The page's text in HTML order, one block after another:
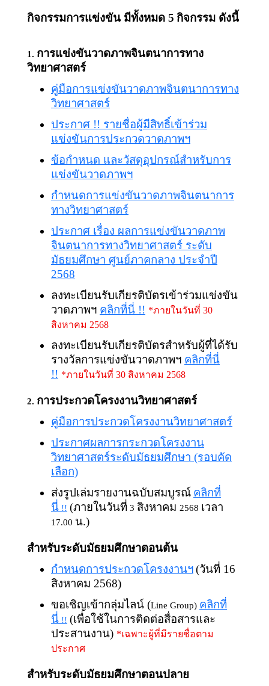
กิจกรรมการแข่งขัน มีทั้งหมด 5 กิจกรรม ดังนี้
1. การแข่งขันวาดภาพจินตนาการทาง
วิทยาศาสตร์
คู่มือการแข่งขันวาดภาพจินตนาการทาง
วิทยาศาสตร์
ประกาศ !! รายชื่อผู้มีสิทธิ์เข้าร่วม
แข่งขันการประกวดวาดภาพฯ
ข้อกำหนด และวัสดุอุปกรณ์สำหรับการ
แข่งขันวาดภาพฯ
กำหนดการแข่งขันวาดภาพจินตนาการ
ทางวิทยาศาสตร์
ประกาศ เรื่อง ผลการแข่งขันวาดภาพ
จินตนาการทางวิทยาศาสตร์ ระดับ
มัธยมศึกษา ศูนย์ภาคกลาง ประจำปี
2568
ลงทะเบียนรับเกียรติบัตรเข้าร่วมแข่งขัน
วาดภาพฯ คลิกที่นี่ !! *ภายในวันที่ 30
สิงหาคม 2568
ลงทะเบียนรับเกียรติบัตรสำหรับผู้ที่ได้รับ
รางวัลการแข่งขันวาดภาพฯ คลิกที่นี่
!! *ภายในวันที่ 30 สิงหาคม 2568
2. การประกวดโครงงานวิทยาศาสตร์
คู่มือการประกวดโครงงานวิทยาศาสตร์
ประกาศผลการกระกวดโครงงาน
วิทยาศาสตร์ระดับมัธยมศึกษา (รอบคัด
เลือก)
ส่งรูปเล่มรายงานฉบับสมบูรณ์ คลิกที่
นี่ !! (ภายในวันที่ 3 สิงหาคม 2568 เวลา
17.00 น.)
สำหรับระดับมัธยมศึกษาตอนต้น
กำหนดการประกวดโครงงานฯ(วันที่ 16
สิงหาคม 2568)
ขอเชิญเข้ากลุ่มไลน์ (Line Group) คลิกที่
นี่ !! (เพื่อใช้ในการติดต่อสื่อสารและ
ประสานงาน) *เฉพาะผู้ที่มีรายชื่อตาม
ประกาศ
สำหรับระดับมัธยมศึกษาตอนปลาย